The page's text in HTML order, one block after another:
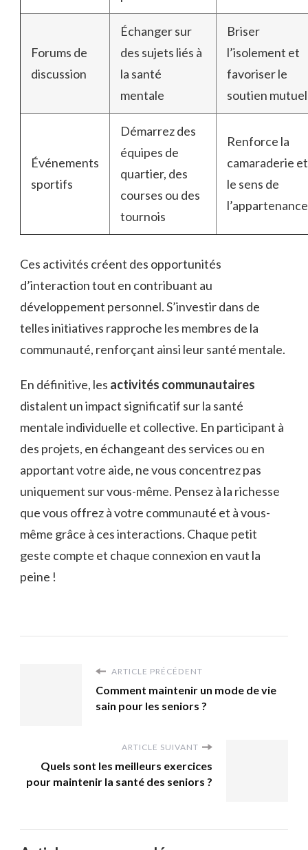
Forums de
discussion
Échanger sur
des sujets liés à
la santé
mentale
Briser
l’isolement et
favoriser le
soutien mutuel
Événements
sportifs
Démarrez des
équipes de
quartier, des
courses ou des
tournois
Renforce la
camaraderie et
le sens de
l’appartenance
Ces activités créent des opportunités
d’interaction tout en contribuant au
développement personnel. S’investir dans de
telles initiatives rapproche les membres de la
communauté, renforçant ainsi leur santé mentale.
En définitive, les activités communautaires
distalent un impact significatif sur la santé
mentale individuelle et collective. En participant à
des projets, en échangeant des services ou en
apportant votre aide, ne vous concentrez pas
uniquement sur vous-même. Pensez à la richesse
que vous offrez à votre communauté et à vous-
même grâce à ces interactions. Chaque petit
geste compte et chaque connexion en vaut la
peine !
ARTICLE PRÉCÉDENT
Comment maintenir un mode de vie
sain pour les seniors ?
ARTICLE SUIVANT
Quels sont les meilleurs exercices
pour maintenir la santé des seniors ?